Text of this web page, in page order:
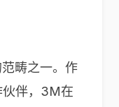
畴之一。作
伙伴，3M在